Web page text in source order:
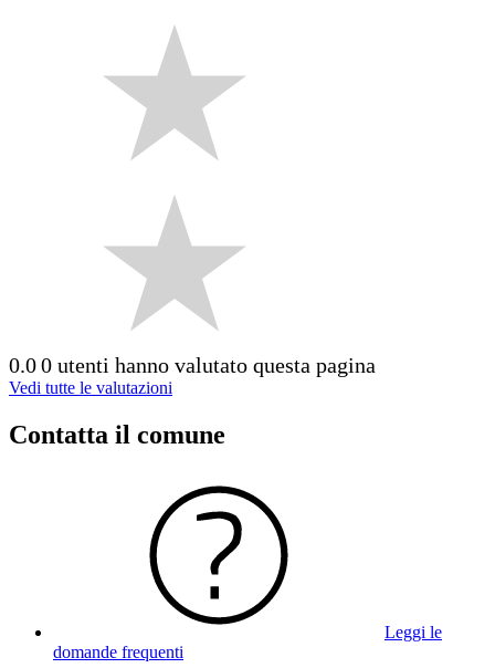
0.00 utenti hanno valutato questa pagina
Vedi tutte le valutazioni
Contatta il comune
Leggi le
domande frequenti